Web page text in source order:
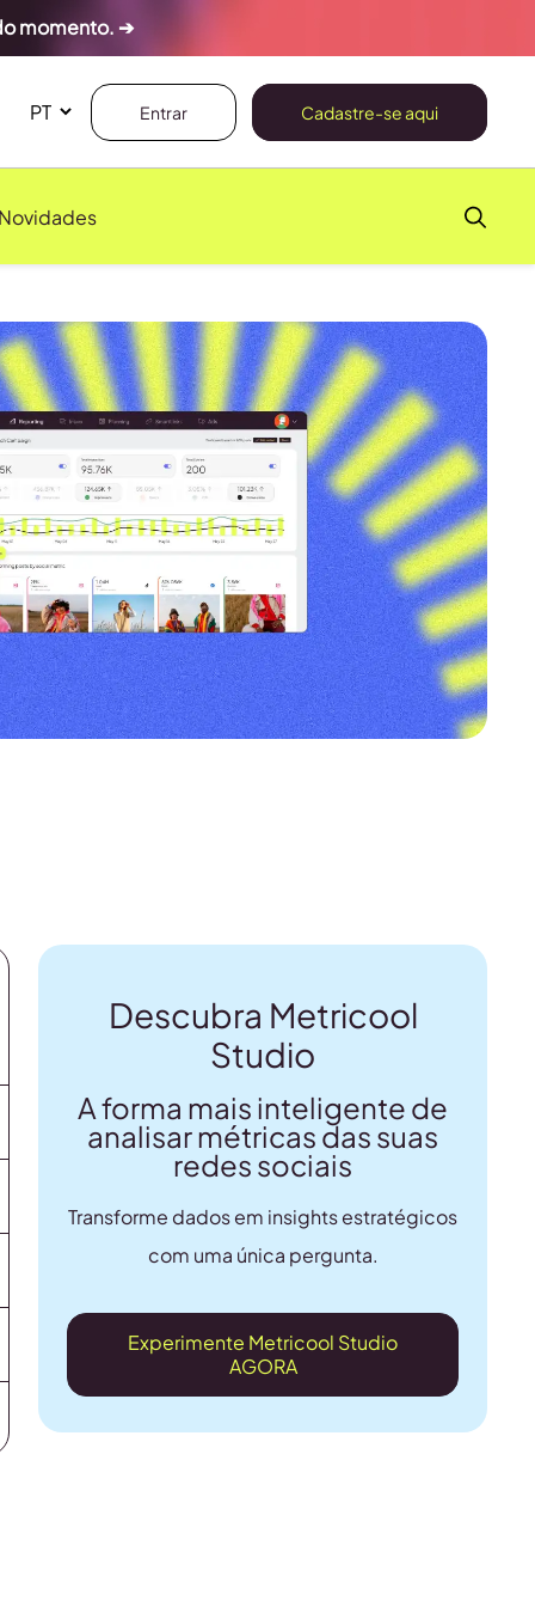
momento. ➔
Entrar Cadastre-se aqui
Novidades
Descubra Metricool
Studio
A forma mais inteligente de
analisar métricas das suas
redes sociais
Transforme dados em insights estratégicos
com uma única pergunta.
Experimente Metricool Studio
AGORA